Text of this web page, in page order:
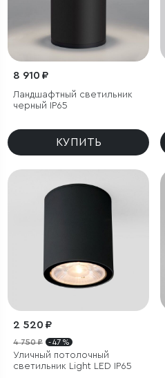
8 910 ₽
Ландшафтный светильник
черный IP65
КУПИТЬ
2 520 ₽
4 750 ₽ - 47 %
Уличный потолочный
светильник Light LED IP65